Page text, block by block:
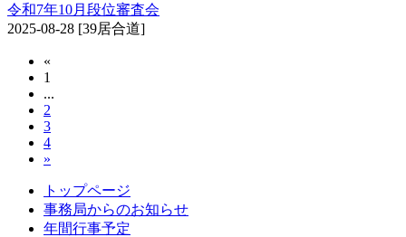
令和7年10月段位審査会
2025-08-28 [39居合道]
«
1
...
2
3
4
»
トップページ
事務局からのお知らせ
年間行事予定